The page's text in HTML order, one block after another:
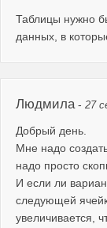
Таблицы нужно
данных, в
Людмила - 27
Добрый день.
Мне надо
надо просто
И если ли
следующей
увеличивается,